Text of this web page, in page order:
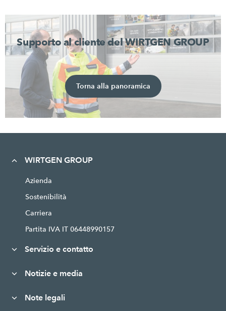
Supporto al cliente del WIRTGEN GROUP
Torna alla panoramica
WIRTGEN GROUP
Azienda
Sostenibilità
Carriera
Partita IVA IT 06448990157
Servizio e contatto
Notizie e media
Note legali